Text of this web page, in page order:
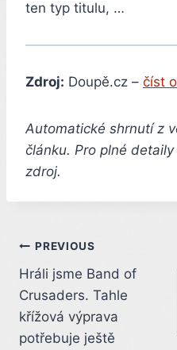
ten typ titulu, …
Zdroj: Doupě.cz – číst
Automatické shrnutí z
článku. Pro plné
zdroj.
Post
navigation
PREVIOUS
Hráli jsme Band of
Crusaders. Tahle
křížová výprava
potřebuje ještě